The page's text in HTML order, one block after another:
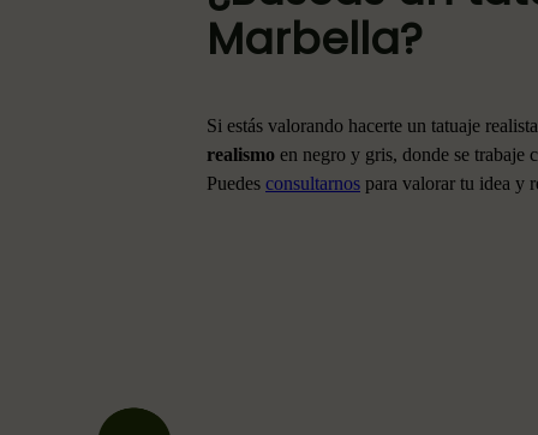
Marbella?
Si estás valorando hacerte un tatuaje
realismo en negro y gris, donde se trabaje
Puedes consultarnos para valorar tu idea y